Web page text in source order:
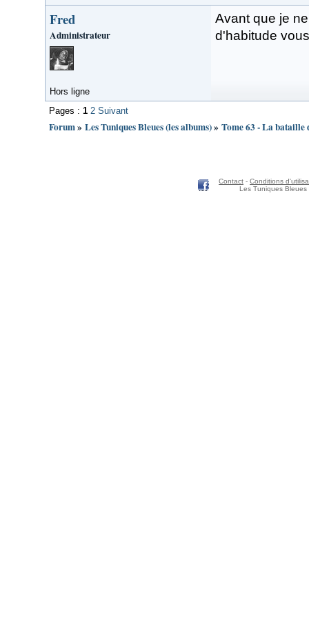
Fred
Administrateur
Avant que je
d'habitude
Hors ligne
Pages : 1 2 Suivant
Forum» Les Tuniques Bleues (les albums)» Tome 63 - La bataille
Contact - Conditions
Les Tuniques